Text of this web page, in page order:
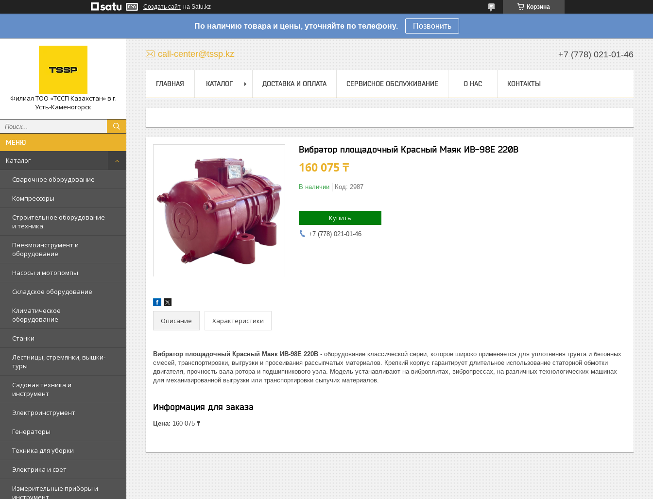
Создать сайт на Satu.kz Корзина
По наличию товара и цены, уточняйте по телефону. Позвонить
Филиал ТОО «ТССП Казахстан» в г.
Усть-Каменогорск
Каталог
Сварочное оборудование
Компрессоры
Строительное оборудование
и техника
Пневмоинструмент и
оборудование
Насосы и мотопомпы
Складское оборудование
Климатическое
оборудование
Станки
Лестницы, стремянки, вышки-
туры
Садовая техника и
инструмент
Электроинструмент
Генераторы
Техника для уборки
Электрика и свет
Измерительные приборы и
инструмент
call-center@tssp.kz +7 (778) 021-01-46
ГЛАВНАЯ КАТАЛОГ ДОСТАВКА И ОПЛАТА СЕРВИСНОЕ ОБСЛУЖИВАНИЕ О НАС КОНТАКТЫ
Вибратор площадочный Красный Маяк ИВ-98Е 220В
160 075 ₸
В наличии Код: 2987
Купить
+7 (778) 021-01-46
Описание Характеристики
Вибратор площадочный Красный Маяк ИВ-98Е 220В - оборудование классической серии, которое широко применяется для уплотнения грунта и бетонных
смесей, транспортировки, выгрузки и просеивания рассыпчатых материалов. Крепкий корпус гарантирует длительное использование статорной обмотки
двигателя, прочность вала ротора и подшипникового узла. Модель устанавливают на виброплитах, вибропрессах, на различных технологических машинах
для механизированной выгрузки или транспортировки сыпучих материалов.
Информация для заказа
Цена: 160 075 ₸